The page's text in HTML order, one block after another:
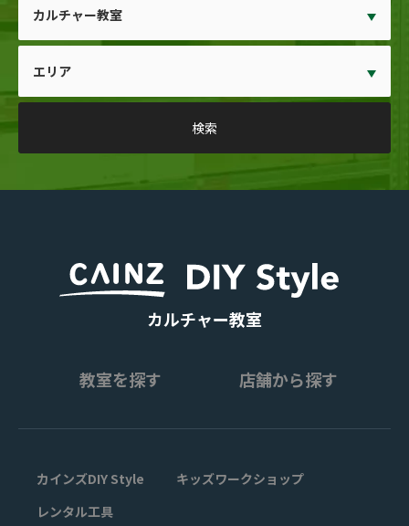
カルチャー教室
教室を探す 店舗から探す
カインズDIY Style
キッズワークショップ
レンタル工具